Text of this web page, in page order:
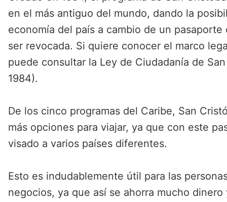
en el más antiguo del mundo, dando la
economía del país a cambio de un
ser revocada. Si quiere conocer el marco
puede consultar la Ley de Ciudadanía de
1984).
De los cinco programas del Caribe, San
más opciones para viajar, ya que con este
visado a varios países diferentes.
Esto es indudablemente útil para las
negocios, ya que así se ahorra mucho